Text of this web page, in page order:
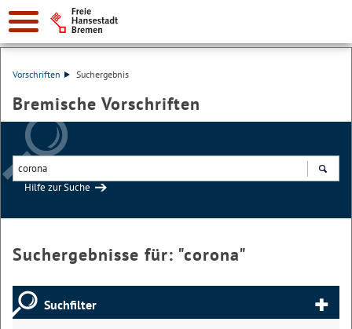
Vorschriften Suchergebnis
Bremische Vorschriften
Hilfe zur Suche
Suchergebnisse für: "corona"
Suchfilter